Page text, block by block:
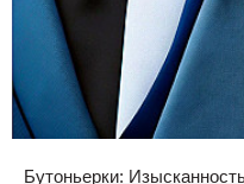
Бутоньерки: